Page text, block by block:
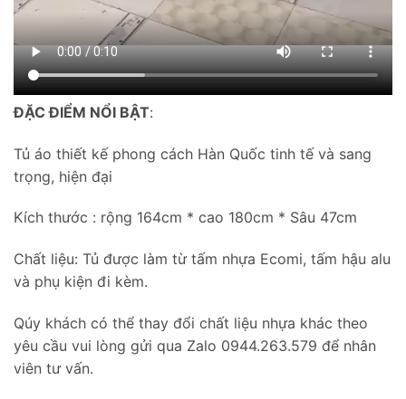
ĐẶC ĐIỂM NỔI BẬT:
Tủ áo thiết kế phong cách Hàn Quốc tinh tế và sang
trọng, hiện đại
Kích thước : rộng 164cm * cao 180cm * Sâu 47cm
Chất liệu: Tủ được làm từ tấm nhựa Ecomi, tấm hậu alu
và phụ kiện đi kèm.
Qúy khách có thể thay đổi chất liệu nhựa khác theo
yêu cầu vui lòng gửi qua Zalo 0944.263.579 để nhân
viên tư vấn.